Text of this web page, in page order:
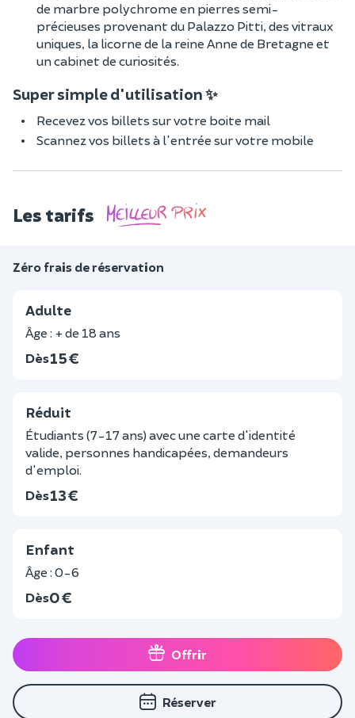
de marbre polychrome en pierres semi-
précieuses provenant du Palazzo Pitti, des vitraux
uniques, la licorne de la reine Anne de Bretagne et
un cabinet de curiosités.
Super simple d'utilisation ✨
Recevez vos billets sur votre boite mail
Scannez vos billets à l'entrée sur votre mobile
Les tarifs
Zéro frais de réservation
Adulte
Âge : + de 18 ans
Dès15 €
Réduit
Étudiants (7-17 ans) avec une carte d'identité
valide, personnes handicapées, demandeurs
d'emploi.
Dès13 €
Enfant
Âge : 0-6
Dès0 €
Offrir
Réserver